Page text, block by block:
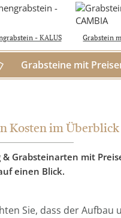
in D, A & CH
- KALUS Grabstein
Grabsteine mit
Kosten im Überblick
& Grabsteinarten mit
einen Blick.
Sie, dass der Aufbau